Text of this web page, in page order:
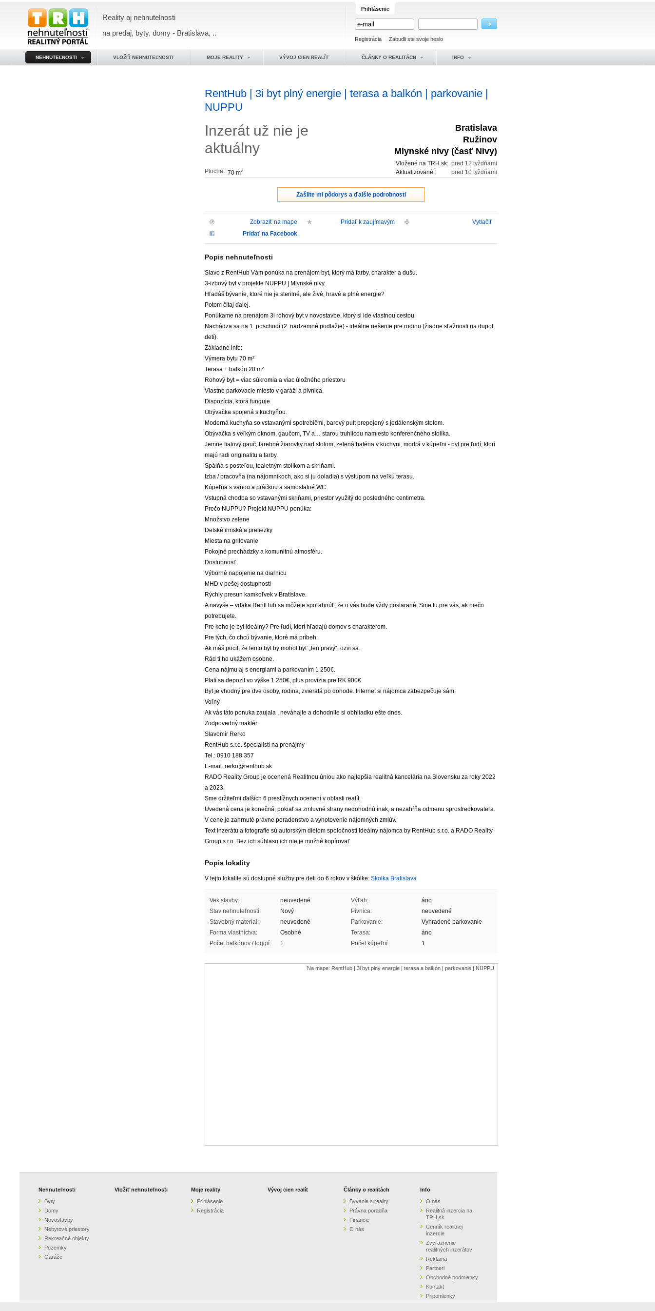
Reality aj nehnutelnosti
na predaj, byty, domy - Bratislava, ..
Prihlásenie
Registrácia Zabudli ste svoje heslo
NEHNUTEĽNOSTI VLOŽIŤ NEHNUTEĽNOSTI MOJE REALITY VÝVOJ CIEN REALÍT ČLÁNKY O REALITÁCH INFO
RentHub | 3i byt plný energie | terasa a balkón | parkovanie |
NUPPU
Inzerát už nie je
aktuálny
Plocha: 70 m2
Bratislava
Ružinov
Mlynské nivy (časť Nivy)
pred 12 tyždňami
Vložené na TRH.sk:
pred 10 tyždňami
Aktualizované:
Zašlite mi pôdorys a ďalšie podrobnosti
Zobraziť na mape Pridať k zaujímavým
Vytlačiť
Pridať na Facebook
Popis nehnuteľnosti
Slavo z RentHub Vám ponúka na prenájom byt, ktorý má farby, charakter a dušu.
3-izbový byt v projekte NUPPU | Mlynské nivy.
Hľadáš bývanie, ktoré nie je sterilné, ale živé, hravé a plné energie?
Potom čítaj ďalej.
Ponúkame na prenájom 3i rohový byt v novostavbe, ktorý si ide vlastnou cestou.
Nachádza sa na 1. poschodí (2. nadzemné podlažie) - ideálne riešenie pre rodinu (žiadne sťažnosti na dupot
detí).
Základné info:
Výmera bytu 70 m²
Terasa + balkón 20 m²
Rohový byt = viac súkromia a viac úložného priestoru
Vlastné parkovacie miesto v garáži a pivnica.
Dispozícia, ktorá funguje
Obývačka spojená s kuchyňou.
Moderná kuchyňa so vstavanými spotrebičmi, barový pult prepojený s jedálenským stolom.
Obývačka s veľkým oknom, gaučom, TV a… starou truhlicou namiesto konferenčného stolíka.
Jemne fialový gauč, farebné žiarovky nad stolom, zelená batéria v kuchyni, modrá v kúpeľni - byt pre ľudí, ktorí
majú radi originalitu a farby.
Spálňa s posteľou, toaletným stolíkom a skriňami.
Izba / pracovňa (na nájomníkoch, ako si ju doladia) s výstupom na veľkú terasu.
Kúpeľňa s vaňou a práčkou a samostatné WC.
Vstupná chodba so vstavanými skriňami, priestor využitý do posledného centimetra.
Prečo NUPPU? Projekt NUPPU ponúka:
Množstvo zelene
Detské ihriská a preliezky
Miesta na grilovanie
Pokojné prechádzky a komunitnú atmosféru.
Dostupnosť
Výborné napojenie na diaľnicu
MHD v pešej dostupnosti
Rýchly presun kamkoľvek v Bratislave.
A navyše – vďaka RentHub sa môžete spoľahnúť, že o vás bude vždy postarané. Sme tu pre vás, ak niečo
potrebujete.
Pre koho je byt ideálny? Pre ľudí, ktorí hľadajú domov s charakterom.
Pre tých, čo chcú bývanie, ktoré má príbeh.
Ak máš pocit, že tento byt by mohol byť „ten pravý“, ozvi sa.
Rád ti ho ukážem osobne.
Cena nájmu aj s energiami a parkovaním 1 250€.
Platí sa depozit vo výške 1 250€, plus provízia pre RK 900€.
Byt je vhodný pre dve osoby, rodina, zvieratá po dohode. Internet si nájomca zabezpečuje sám.
Voľný
Ak vás táto ponuka zaujala , neváhajte a dohodnite si obhliadku ešte dnes.
Zodpovedný maklér:
Slavomír Rerko
RentHub s.r.o. špecialisti na prenájmy
Tel.: 0910 188 357
E-mail: rerko@renthub.sk
RADO Reality Group je ocenená Realitnou úniou ako najlepšia realitná kancelária na Slovensku za roky 2022
a 2023.
Sme držiteľmi ďalších 6 prestížnych ocenení v oblasti realít.
Uvedená cena je konečná, pokiaľ sa zmluvné strany nedohodnú inak, a nezahŕňa odmenu sprostredkovateľa.
V cene je zahrnuté právne poradenstvo a vyhotovenie nájomných zmlúv.
Text inzerátu a fotografie sú autorským dielom spoločností Ideálny nájomca by RentHub s.r.o. a RADO Reality
Group s.r.o. Bez ich súhlasu ich nie je možné kopírovať
Popis lokality
V tejto lokalite sú dostupné služby pre deti do 6 rokov v škôlke: Skolka Bratislava
Vek stavby:
neuvedené
Stav nehnuteľnosti:
Nový
Stavebný material:
neuvedené
Forma vlastníctva:
Osobné
Počet balkónov / loggií:
1
Výťah:
áno
Pivnica:
neuvedené
Parkovanie:
Vyhradené parkovanie
Terasa:
áno
Počet kúpeľní:
1
Na mape: RentHub | 3i byt plný energie | terasa a balkón | parkovanie | NUPPU
Nehnuteľnosti
Byty
Domy
Novostavby
Nebytové priestory
Rekreačné objekty
Pozemky
Garáže
Vložiť nehnuteľnosti
Moje reality
Prihlásenie
Registrácia
Vývoj cien realít
Články o realitách
Bývanie a reality
Právna poradňa
Financie
O nás
Info
O nás
Realitná inzercia na
TRH.sk
Cenník realitnej
inzercie
Zvýraznenie
realitných inzerátov
Reklama
Partneri
Obchodné podmienky
Kontakt
Pripomienky